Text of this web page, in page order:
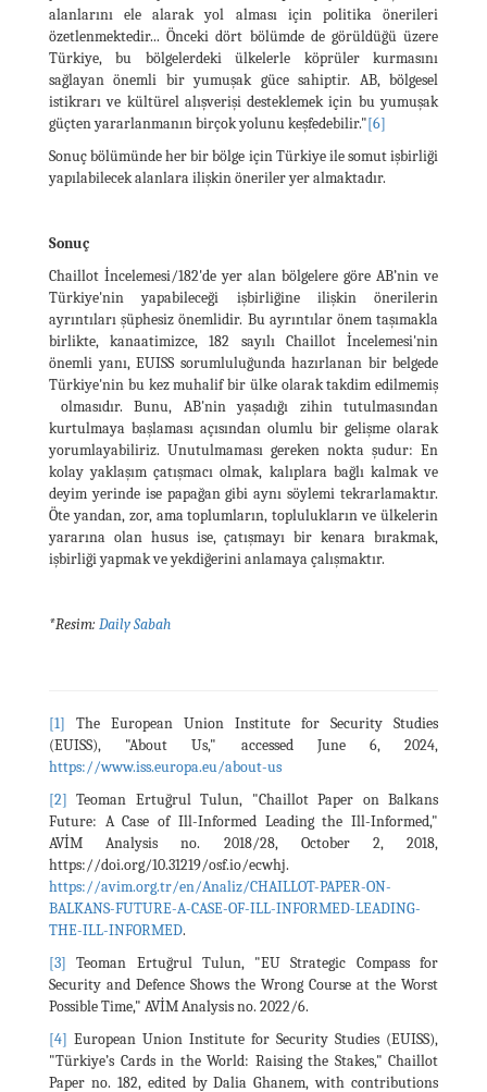
alanlarını ele alarak yol alması için politika önerileri
özetlenmektedir... Önceki dört bölümde de görüldüğü üzere
Türkiye, bu bölgelerdeki ülkelerle köprüler kurmasını
sağlayan önemli bir yumuşak güce sahiptir. AB, bölgesel
istikrarı ve kültürel alışverişi desteklemek için bu yumuşak
güçten yararlanmanın birçok yolunu keşfedebilir."[6]
Sonuç bölümünde her bir bölge için Türkiye ile somut işbirliği
yapılabilecek alanlara ilişkin öneriler yer almaktadır.
Sonuç
Chaillot İncelemesi/182'de yer alan bölgelere göre AB’nin ve
Türkiye'nin yapabileceği işbirliğine ilişkin önerilerin
ayrıntıları şüphesiz önemlidir. Bu ayrıntılar önem taşımakla
birlikte, kanaatimizce, 182 sayılı Chaillot İncelemesi'nin
önemli yanı, EUISS sorumluluğunda hazırlanan bir belgede
Türkiye'nin bu kez muhalif bir ülke olarak takdim edilmemiş
olmasıdır. Bunu, AB'nin yaşadığı zihin tutulmasından
kurtulmaya başlaması açısından olumlu bir gelişme olarak
yorumlayabiliriz. Unutulmaması gereken nokta şudur: En
kolay yaklaşım çatışmacı olmak, kalıplara bağlı kalmak ve
deyim yerinde ise papağan gibi aynı söylemi tekrarlamaktır.
Öte yandan, zor, ama toplumların, toplulukların ve ülkelerin
yararına olan husus ise, çatışmayı bir kenara bırakmak,
işbirliği yapmak ve yekdiğerini anlamaya çalışmaktır.
*Resim: Daily Sabah
[1] The European Union Institute for Security Studies
(EUISS), "About Us," accessed June 6, 2024,
https://www.iss.europa.eu/about-us
[2] Teoman Ertuğrul Tulun, "Chaillot Paper on Balkans
Future: A Case of Ill-Informed Leading the Ill-Informed,"
AVİM Analysis no. 2018/28, October 2, 2018,
https://doi.org/10.31219/osf.io/ecwhj.
https://avim.org.tr/en/Analiz/CHAILLOT-PAPER-ON-
BALKANS-FUTURE-A-CASE-OF-ILL-INFORMED-LEADING-
THE-ILL-INFORMED.
[3] Teoman Ertuğrul Tulun, "EU Strategic Compass for
Security and Defence Shows the Wrong Course at the Worst
Possible Time," AVİM Analysis no. 2022/6.
[4] European Union Institute for Security Studies (EUISS),
"Türkiye’s Cards in the World: Raising the Stakes," Chaillot
Paper no. 182, edited by Dalia Ghanem, with contributions